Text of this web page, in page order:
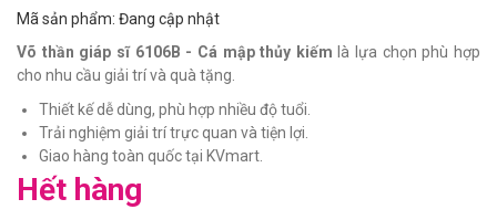
Mã sản phẩm: Đang cập nhật
Võ thần giáp sĩ 6106B - Cá mập thủy kiếm là lựa chọn phù hợp
cho nhu cầu giải trí và quà tặng.
Thiết kế dễ dùng, phù hợp nhiều độ tuổi.
Trải nghiệm giải trí trực quan và tiện lợi.
Giao hàng toàn quốc tại KVmart.
Hết hàng